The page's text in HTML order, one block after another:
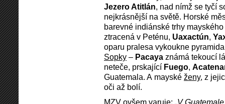
Jezero Atitlán, nad nímž se tyčí
nejkrásnější na světě. Horské
barevné indiánské trhy
ztracená v Peténu, Uaxactún,
oparu pralesa vykoukne
Sopky – Pacaya známá tekoucí
neteče, prskající Fuego,
Guatemala. A mayské ženy, z
oči až bolí.
MZV ovšem varuje: „V